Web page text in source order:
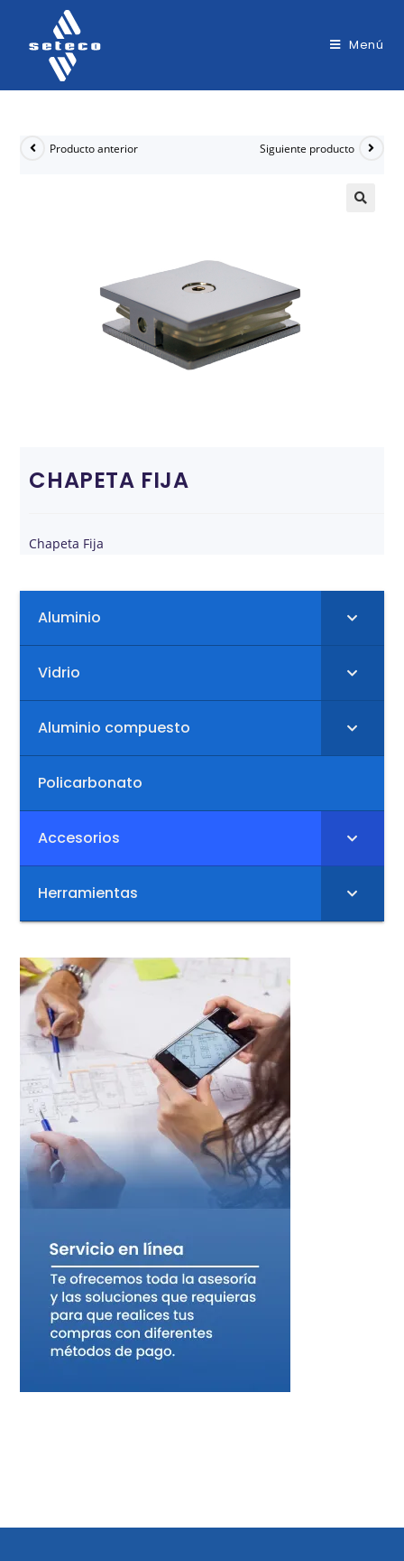
Menú
Producto anterior Siguiente producto
CHAPETA FIJA
Chapeta Fija
Aluminio
Vidrio
Aluminio compuesto
Policarbonato
Accesorios
Herramientas